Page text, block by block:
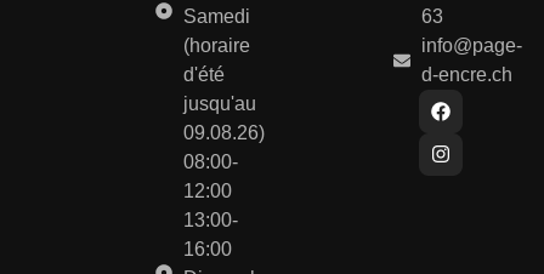
Samedi
(horaire
d'été
jusqu'au
09.08.26)
08:00-
12:00
13:00-
16:00
63
info@page-
d-encre.ch